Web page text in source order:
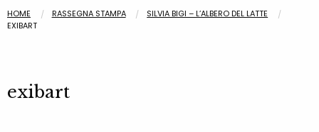
HOME RASSEGNA STAMPA
SILVIA BIGI – L’ALBERO DEL LATTE
EXIBART
exibart